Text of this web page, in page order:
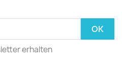
erhalten